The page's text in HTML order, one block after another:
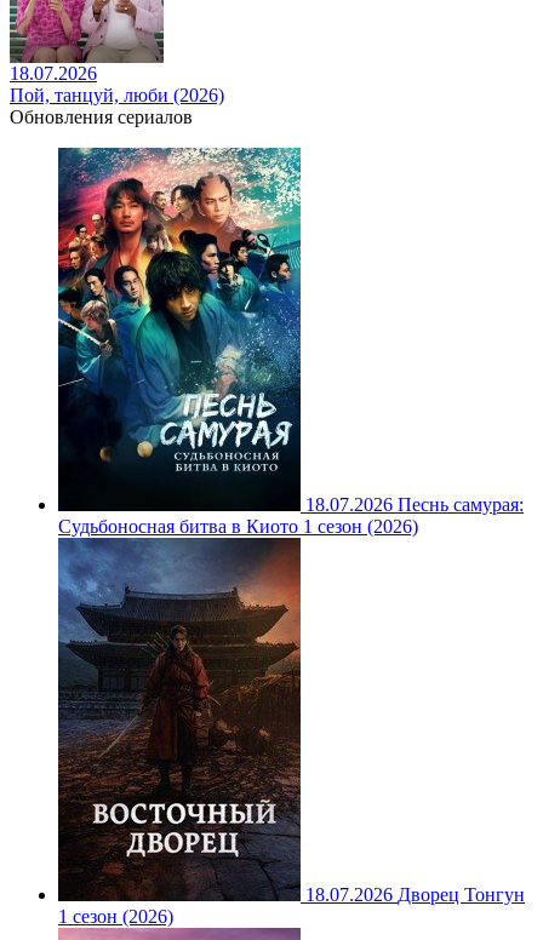
18.07.2026
Пой, танцуй, люби (2026)
Обновления сериалов
18.07.2026 Песнь самурая:
Судьбоносная битва в Киото 1 сезон (2026)
18.07.2026 Дворец Тонгун
1 сезон (2026)